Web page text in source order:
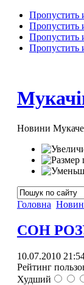
Пропустить
Пропустить
Пропустить
Пропустить
Новини
Головна
СОН
10.07.2010
Рейтинг
Худший